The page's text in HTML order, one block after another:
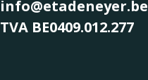
info@etadeneyer.be
TVA BE0409.012.277